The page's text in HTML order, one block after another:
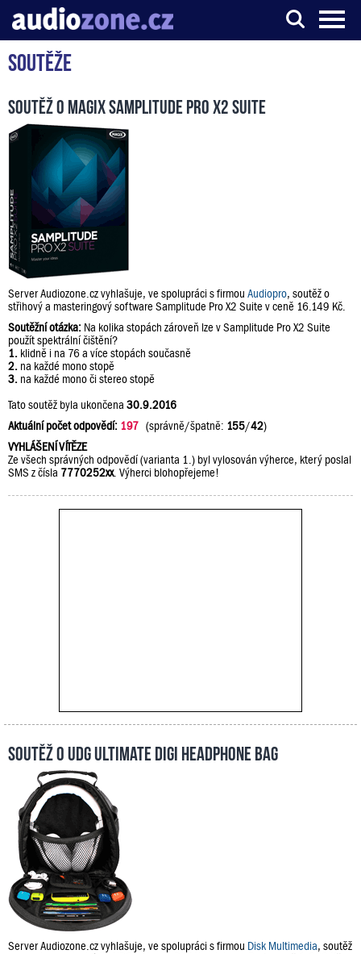
Server o digitálním zpracování zvuku
Soutěže
Soutěž o Magix Samplitude Pro X2 Suite
Server Audiozone.cz vyhlašuje, ve spolupráci s firmou Audiopro, soutěž o
střihový a masteringový software Samplitude Pro X2 Suite v ceně 16.149 Kč.
Soutěžní otázka: Na kolika stopách zároveň lze v Samplitude Pro X2 Suite
použít spektrální čištění?
1. klidně i na 76 a více stopách současně
2. na každé mono stopě
3. na každé mono či stereo stopě
Tato soutěž byla ukončena 30.9.2016
Aktuální počet odpovědí: 197 (správně/špatně: 155/42)
VYHLÁŠENÍ VÍTĚZE
Ze všech správných odpovědí (varianta 1.) byl vylosován výherce, který poslal
SMS z čísla 7770252xx. Výherci blohopřejeme!
Soutěž o UDG Ultimate DIGI Headphone Bag
Server Audiozone.cz vyhlašuje, ve spolupráci s firmou Disk Multimedia, soutěž